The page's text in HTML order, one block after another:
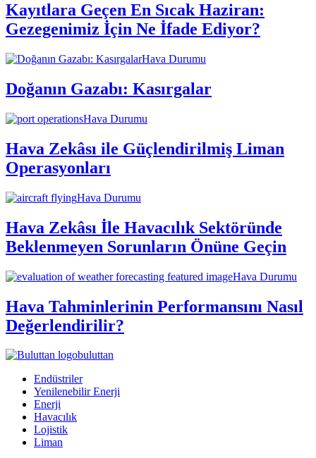
Kayıtlara Geçen En Sıcak Haziran:
Gezegenimiz İçin Ne İfade Ediyor?
Hava Durumu
Doğanın Gazabı: Kasırgalar
Hava Durumu
Hava Zekâsı ile Güçlendirilmiş Liman
Operasyonları
Hava Durumu
Hava Zekâsı İle Havacılık Sektöründe
Beklenmeyen Sorunların Önüne Geçin
Hava Durumu
Hava Tahminlerinin Performansını Nasıl
Değerlendirilir?
buluttan
Endüstriler
Yenilenebilir Enerji
Enerji
Havacılık
Lojistik
Liman